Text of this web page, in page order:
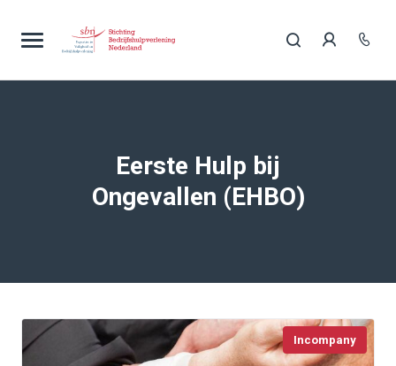
Eerste Hulp bij
Ongevallen (EHBO)
Incompany